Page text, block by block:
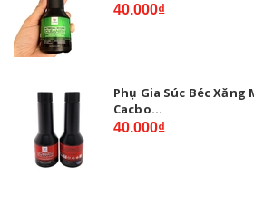
40.000₫
Phụ Gia Súc Béc Xăng
Cacbo...
40.000₫